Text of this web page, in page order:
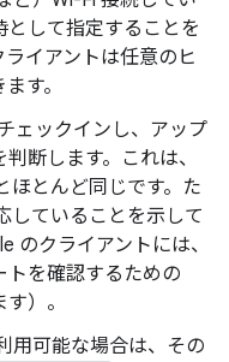
して指定することを
イアントは任意のヒ
す。
ェックインし、アップ
断します。これは、
ほとんど同じです。た
していることを示して
のクライアントには、
トを確認するための
）。
用可能な場合は、その